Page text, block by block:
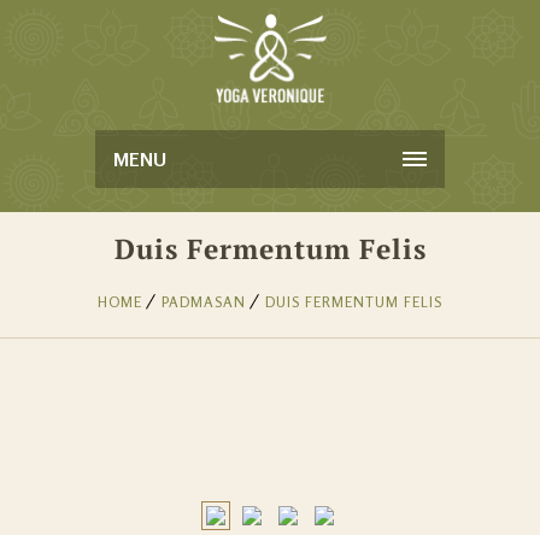
MENU
Duis Fermentum Felis
HOME PADMASAN DUIS FERMENTUM FELIS